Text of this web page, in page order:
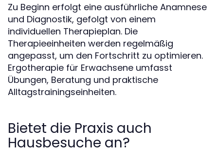
Zu Beginn erfolgt eine ausführliche Anamnese
und Diagnostik, gefolgt von einem
individuellen Therapieplan. Die
Therapieeinheiten werden regelmäßig
angepasst, um den Fortschritt zu optimieren.
Ergotherapie für Erwachsene umfasst
Übungen, Beratung und praktische
Alltagstrainingseinheiten.
Bietet die Praxis auch
Hausbesuche an?